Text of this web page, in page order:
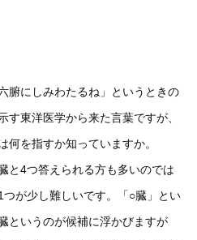
腑にしみわたるね」というときの
す東洋医学から来た言葉ですが、
何を指すか知っていますか。
と4つ答えられる方も多いのでは
が少し難しいです。「○臓」とい
というのが候補に浮かびますが